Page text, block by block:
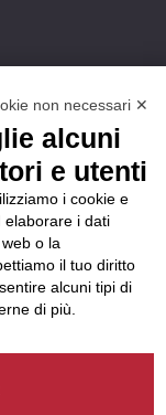
non necessari ✕
alcuni
e utenti
i cookie e
elaborare i dati
o la
il tuo diritto
alcuni tipi di
di più.